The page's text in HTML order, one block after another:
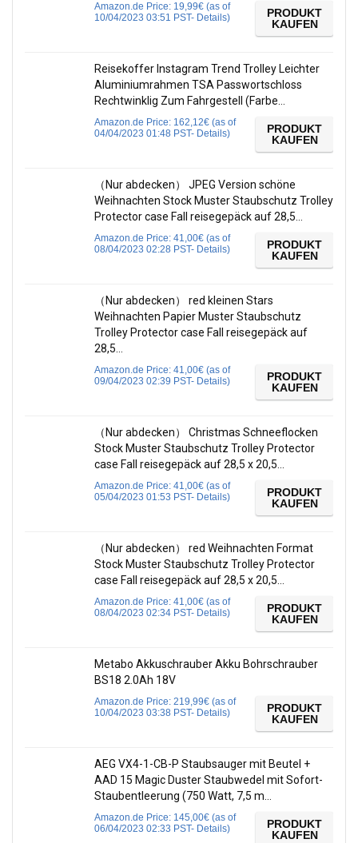
Amazon.de Price: 19,99€ (as of
10/04/2023 03:51 PST- Details)
PRODUKT
KAUFEN
Reisekoffer Instagram Trend Trolley Leichter
Aluminiumrahmen TSA Passwortschloss
Rechtwinklig Zum Fahrgestell (Farbe…
Amazon.de Price: 162,12€ (as of
04/04/2023 01:48 PST- Details)
PRODUKT
KAUFEN
（Nur abdecken） JPEG Version schöne
Weihnachten Stock Muster Staubschutz Trolley
Protector case Fall reisegepäck auf 28,5…
Amazon.de Price: 41,00€ (as of
08/04/2023 02:28 PST- Details)
PRODUKT
KAUFEN
（Nur abdecken） red kleinen Stars
Weihnachten Papier Muster Staubschutz
Trolley Protector case Fall reisegepäck auf
28,5…
Amazon.de Price: 41,00€ (as of
09/04/2023 02:39 PST- Details)
PRODUKT
KAUFEN
（Nur abdecken） Christmas Schneeflocken
Stock Muster Staubschutz Trolley Protector
case Fall reisegepäck auf 28,5 x 20,5…
Amazon.de Price: 41,00€ (as of
05/04/2023 01:53 PST- Details)
PRODUKT
KAUFEN
（Nur abdecken） red Weihnachten Format
Stock Muster Staubschutz Trolley Protector
case Fall reisegepäck auf 28,5 x 20,5…
Amazon.de Price: 41,00€ (as of
08/04/2023 02:34 PST- Details)
PRODUKT
KAUFEN
Metabo Akkuschrauber Akku Bohrschrauber
BS18 2.0Ah 18V
Amazon.de Price: 219,99€ (as of
10/04/2023 03:38 PST- Details)
PRODUKT
KAUFEN
AEG VX4-1-CB-P Staubsauger mit Beutel +
AAD 15 Magic Duster Staubwedel mit Sofort-
Staubentleerung (750 Watt, 7,5 m…
Amazon.de Price: 145,00€ (as of
06/04/2023 02:33 PST- Details)
PRODUKT
KAUFEN